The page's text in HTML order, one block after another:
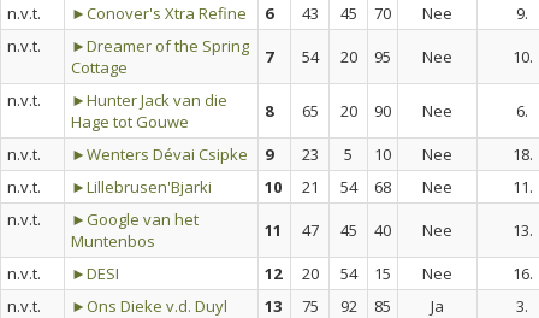
n.v.t.
►Conover's Xtra Refine 6 43 45 70 Nee
9.
n.v.t.
►Dreamer of the Spring
Cottage
7 54 20 95 Nee
10.
n.v.t.
►Hunter Jack van die
Hage tot Gouwe
8 65 20 90 Nee
6.
n.v.t.
►Wenters Dévai Csipke 9 23 5 10 Nee
18.
n.v.t.
►Lillebrusen'Bjarki 10 21 54 68 Nee
11.
n.v.t.
►Google van het
Muntenbos
11 47 45 40 Nee
13.
n.v.t.
►DESI 12 20 54 15 Nee
16.
n.v.t.
►Ons Dieke v.d. Duyl 13 75 92 85 Ja
3.